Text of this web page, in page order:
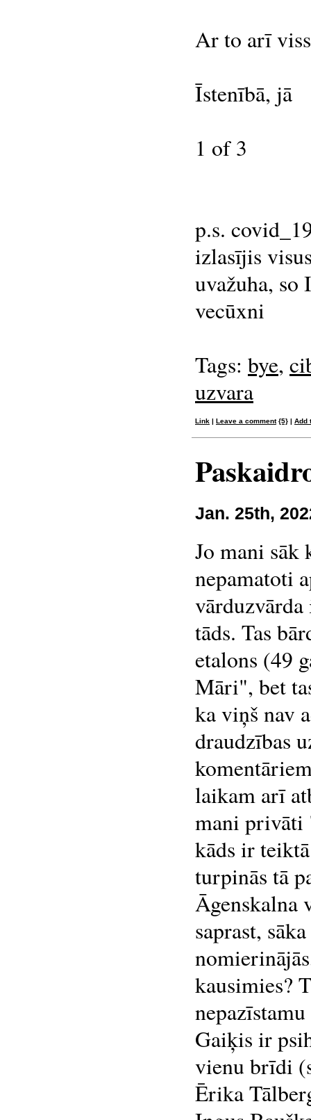
Ar to arī
Īstenībā, jā
1 of 3
p.s.
izlasījis
uvažuha, so
vecūxni
Tags: bye,
uzvara
Link | Leave a comment {5} | Add
Jan. 25th,
Jo mani sāk
nepamatoti
tāds. Tas
etalons (49
Māri", bet
ka viņš nav
draudzības
laikam arī
mani privāti
kāds ir
turpinās tā
Āgenskalna
saprast,
kausimies?
Gaiķis ir
vienu brīdi
Ērika